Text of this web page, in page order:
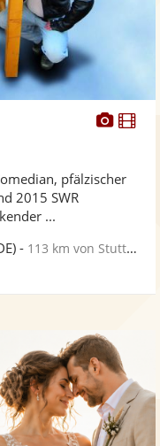
Fotos
pfälzischer
2015 SWR
...
- 113 km von Stuttgart